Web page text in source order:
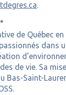
.
de Québec
dans
de vie. Sa
Bas-Saint-